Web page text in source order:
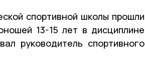
спортивной школы прошли
13-15 лет в дисциплине
руководитель спортивного